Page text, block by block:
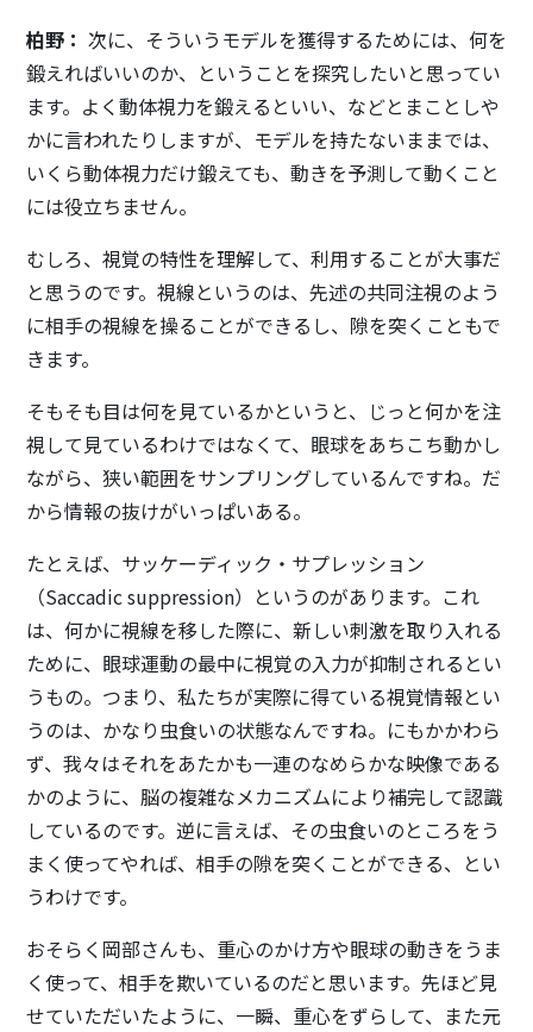
柏野： 次に、そういうモデルを獲得するためには、何を
鍛えればいいのか、ということを探究したいと思ってい
ます。よく動体視力を鍛えるといい、などとまことしや
かに言われたりしますが、モデルを持たないままでは、
いくら動体視力だけ鍛えても、動きを予測して動くこと
には役立ちません。
むしろ、視覚の特性を理解して、利用することが大事だ
と思うのです。視線というのは、先述の共同注視のよう
に相手の視線を操ることができるし、隙を突くこともで
きます。
そもそも目は何を見ているかというと、じっと何かを注
視して見ているわけではなくて、眼球をあちこち動かし
ながら、狭い範囲をサンプリングしているんですね。だ
から情報の抜けがいっぱいある。
たとえば、サッケーディック・サプレッション
（Saccadic suppression）というのがあります。これ
は、何かに視線を移した際に、新しい刺激を取り入れる
ために、眼球運動の最中に視覚の入力が抑制されるとい
うもの。つまり、私たちが実際に得ている視覚情報とい
うのは、かなり虫食いの状態なんですね。にもかかわら
ず、我々はそれをあたかも一連のなめらかな映像である
かのように、脳の複雑なメカニズムにより補完して認識
しているのです。逆に言えば、その虫食いのところをう
まく使ってやれば、相手の隙を突くことができる、とい
うわけです。
おそらく岡部さんも、重心のかけ方や眼球の動きをうま
く使って、相手を欺いているのだと思います。先ほど見
せていただいたように、一瞬、重心をずらして、また元